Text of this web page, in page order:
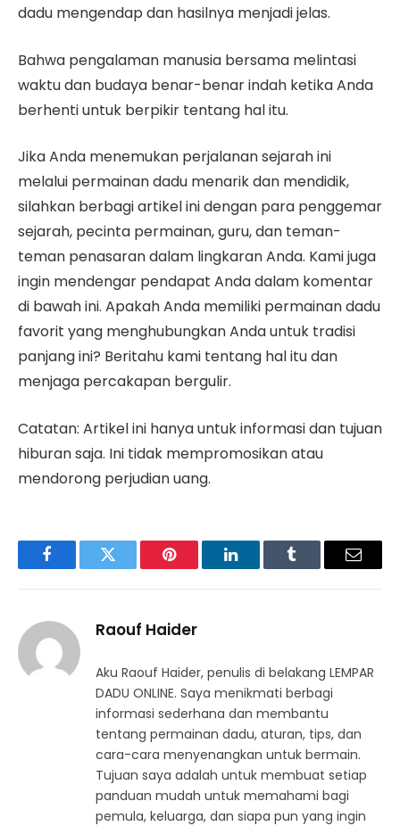
dadu mengendap dan hasilnya menjadi jelas.
Bahwa pengalaman manusia bersama melintasi
waktu dan budaya benar-benar indah ketika Anda
berhenti untuk berpikir tentang hal itu.
Jika Anda menemukan perjalanan sejarah ini
melalui permainan dadu menarik dan mendidik,
silahkan berbagi artikel ini dengan para penggemar
sejarah, pecinta permainan, guru, dan teman-
teman penasaran dalam lingkaran Anda. Kami juga
ingin mendengar pendapat Anda dalam komentar
di bawah ini. Apakah Anda memiliki permainan dadu
favorit yang menghubungkan Anda untuk tradisi
panjang ini? Beritahu kami tentang hal itu dan
menjaga percakapan bergulir.
Catatan: Artikel ini hanya untuk informasi dan tujuan
hiburan saja. Ini tidak mempromosikan atau
mendorong perjudian uang.
FacebookTwitter Pinterest LinkedInTumblr Surel
Raouf Haider
Aku Raouf Haider, penulis di belakang LEMPAR
DADU ONLINE. Saya menikmati berbagi
informasi sederhana dan membantu
tentang permainan dadu, aturan, tips, dan
cara-cara menyenangkan untuk bermain.
Tujuan saya adalah untuk membuat setiap
panduan mudah untuk memahami bagi
pemula, keluarga, dan siapa pun yang ingin